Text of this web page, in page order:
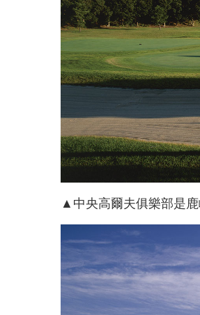
▲中央高爾夫俱樂部是鹿